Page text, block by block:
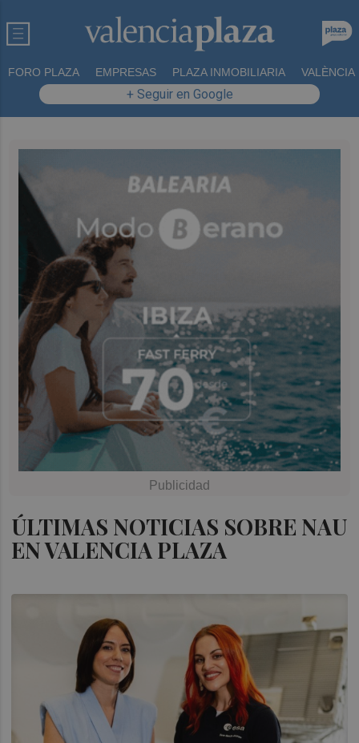
FORO PLAZA EMPRESAS PLAZA INMOBILIARIA VALÈNCIA
+ Seguir en Google
ÚLTIMAS NOTICIAS SOBRE NAU
EN VALENCIA PLAZA